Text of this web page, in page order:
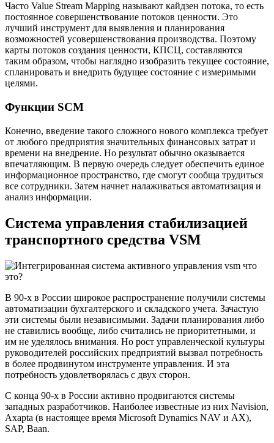
Часто Value Stream Mapping называют кайдзен потока, то есть
постоянное совершенствование потоков ценности. Это
лучший инструмент для выявления и планирования
возможностей усовершенствования производства. Поэтому
карты потоков создания ценности, КПСЦ, составляются
таким образом, чтобы наглядно изобразить текущее состояние,
спланировать и внедрить будущее состояние с измеримыми
целями.
Функции SCM
Конечно, введение такого сложного нового комплекса требует
от любого предприятия значительных финансовых затрат и
времени на внедрение. Но результат обычно оказывается
впечатляющим. В первую очередь следует обеспечить единое
информационное пространство, где смогут сообща трудиться
все сотрудники. Затем начнет налаживаться автоматизация и
анализ информации.
Система управления стабилизацией
транспортного средства VSM
В 90-х в России широкое распространение получили системы
автоматизации бухгалтерского и складского учета. Зачастую
эти системы были независимыми. Задачи планирования либо
не ставились вообще, либо считались не приоритетными, и
им не уделялось внимания. Но рост управленческой культуры
руководителей российских предприятий вызвал потребность
в более продвинутом инструменте управления. И эта
потребность удовлетворялась с двух сторон.
С конца 90-х в России активно продвигаются системы
западных разработчиков. Наиболее известные из них Navision,
Axapta (в настоящее время Microsoft Dynamics NAV и AX),
SAP, Baan.